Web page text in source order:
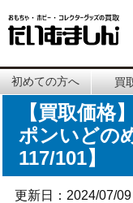
初めての方へ 買
【買取価格
ポンいどの
117/101】
更新日：2024/07/09